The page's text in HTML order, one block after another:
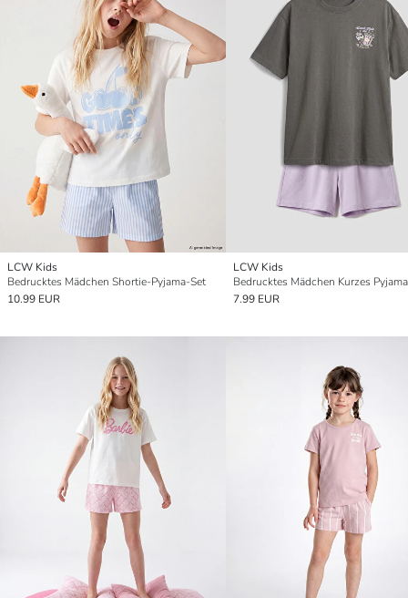
LCW Kids
Bedrucktes Mädchen Shortie-Pyjama-Set
10.99 EUR
LCW Kids
Bedrucktes Mädchen Kurzes
7.99 EUR